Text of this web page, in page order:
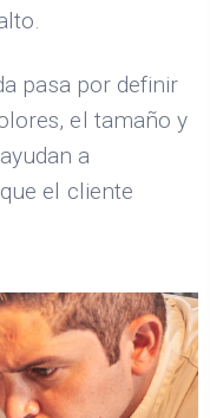
pasa por definir
el tamaño y
a
el cliente